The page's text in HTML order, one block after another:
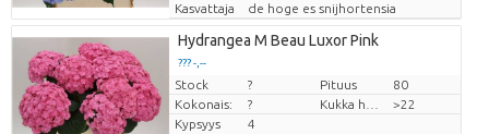
Kasvattaja
de hoge es snijhortensia
Hydrangea M Beau Luxor Pink
??? -,--
Hinta per kappale
Stock ? Pituus
80
Kokonais:
?
>22
Kypsyys
4